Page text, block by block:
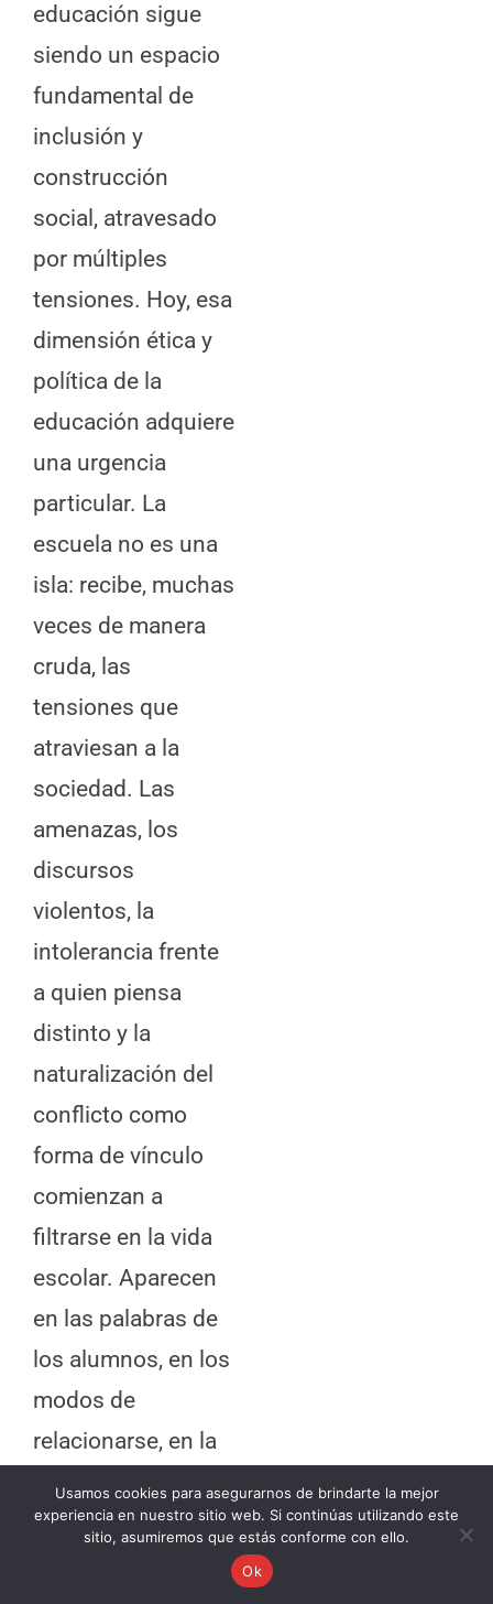
educación sigue
siendo un espacio
fundamental de
inclusión y
construcción
social, atravesado
por múltiples
tensiones. Hoy, esa
dimensión ética y
política de la
educación adquiere
una urgencia
particular. La
escuela no es una
isla: recibe, muchas
veces de manera
cruda, las
tensiones que
atraviesan a la
sociedad. Las
amenazas, los
discursos
violentos, la
intolerancia frente
a quien piensa
distinto y la
naturalización del
conflicto como
forma de vínculo
comienzan a
filtrarse en la vida
escolar. Aparecen
en las palabras de
los alumnos, en los
modos de
relacionarse, en la
dificultad para
tramitar
Usamos cookies para asegurarnos de brindarte la mejor
experiencia en nuestro sitio web. Si continúas utilizando este
sitio, asumiremos que estás conforme con ello.
Ok